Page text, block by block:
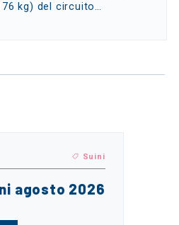
kg) del circuito…
Suini
agosto 2026